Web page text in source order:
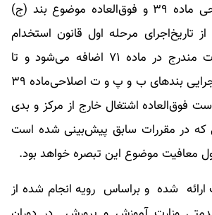
ب و پ و ت اصلاحی ماده ۳۹ و فوق‌العاده موضوع بند (ج)
تاریخ‌اجراﻯ مرحله اول قانون استخدام
کشورﻯ به مستثنیات مندرج در ماده ۷۱ اضافه می‌شود و تا
زمانی که آئین‌نامه اجرایی بندهاﻯ ب و پ و ت اصلاحی‌ماده ۳۹
فوق‌العاده اشتغال خارج از مرکز و بدﻯ
که در مقررات سابق پیش‌بینی شده است
معافیت موضوع این تبصره خواهد بود.
ارائه شده و براساس رویه انجام شده از